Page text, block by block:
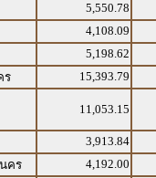
5,550.78
4,108.09
5,198.62
ร
15,393.79
11,053.15
3,913.84
คร
4,192.00